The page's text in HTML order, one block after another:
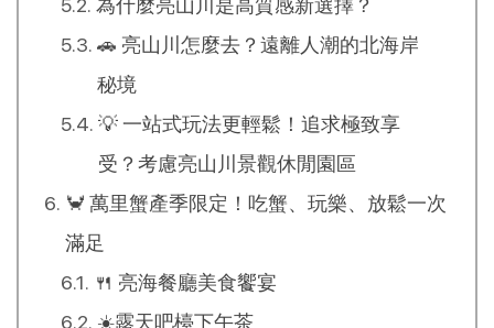
為什麼亮山川是高質感新選擇？
🚗 亮山川怎麼去？遠離人潮的北海岸
秘境
💡 一站式玩法更輕鬆！追求極致享
受？考慮亮山川景觀休閒園區
🦀 萬里蟹產季限定！吃蟹、玩樂、放鬆一次
滿足
🍴 亮海餐廳美食饗宴
☀️露天吧檯下午茶